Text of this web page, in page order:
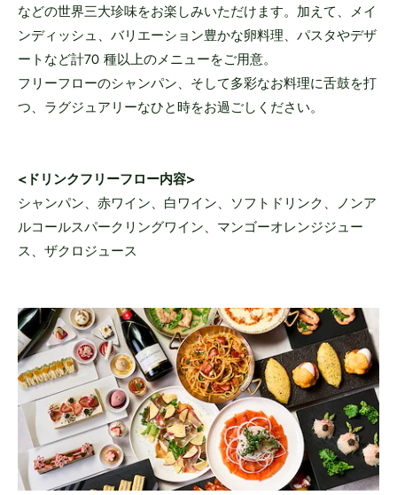
などの世界三大珍味をお楽しみいただけます。加えて、メイ
ンディッシュ、バリエーション豊かな卵料理、パスタやデザ
ートなど計70 種以上のメニューをご用意。
フリーフローのシャンパン、そして多彩なお料理に舌鼓を打
つ、ラグジュアリーなひと時をお過ごしください。
<ドリンクフリーフロー内容>
シャンパン、赤ワイン、白ワイン、ソフトドリンク、ノンア
ルコールスパークリングワイン、マンゴーオレンジジュー
ス、ザクロジュース